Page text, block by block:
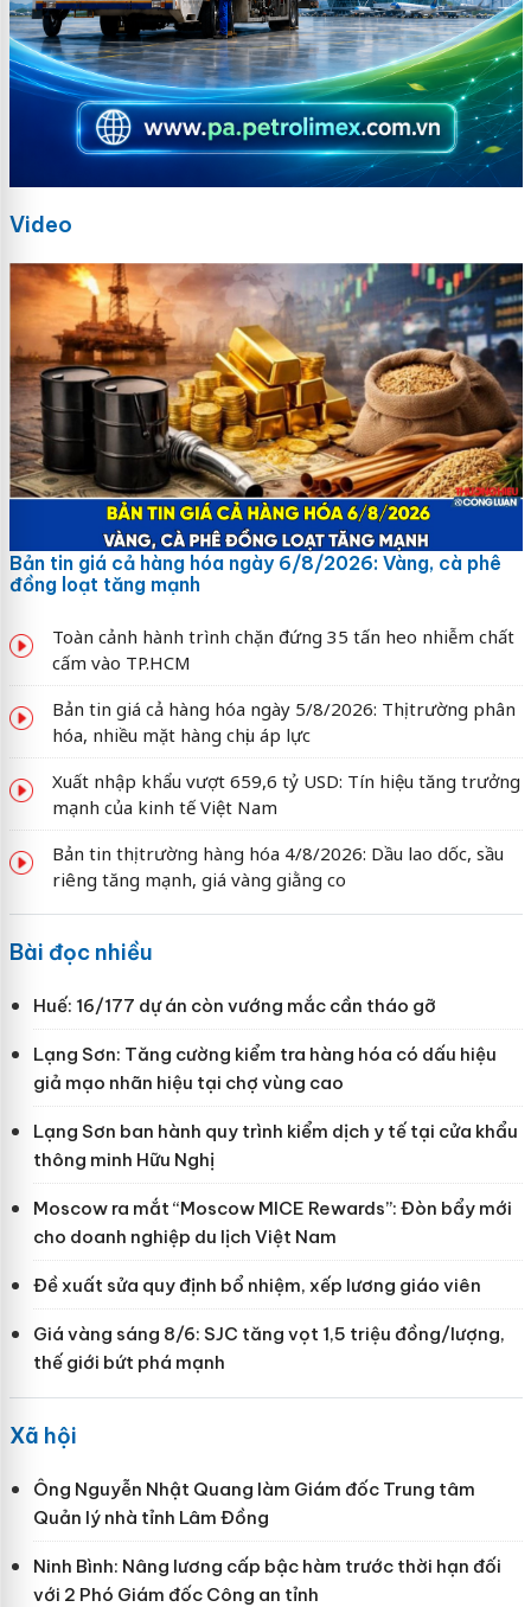
Video
Bản tin giá cả hàng hóa ngày 6/8/2026: Vàng, cà phê
đồng loạt tăng mạnh
Toàn cảnh hành trình chặn đứng 35 tấn heo nhiễm chất
cấm vào TP.HCM
Bản tin giá cả hàng hóa ngày 5/8/2026: Thị trường phân
hóa, nhiều mặt hàng chịu áp lực
Xuất nhập khẩu vượt 659,6 tỷ USD: Tín hiệu tăng trưởng
mạnh của kinh tế Việt Nam
Bản tin thị trường hàng hóa 4/8/2026: Dầu lao dốc, sầu
riêng tăng mạnh, giá vàng giằng co
Bài đọc nhiều
Huế: 16/177 dự án còn vướng mắc cần tháo gỡ
Lạng Sơn: Tăng cường kiểm tra hàng hóa có dấu hiệu
giả mạo nhãn hiệu tại chợ vùng cao
Lạng Sơn ban hành quy trình kiểm dịch y tế tại cửa khẩu
thông minh Hữu Nghị
Moscow ra mắt “Moscow MICE Rewards”: Đòn bẩy mới
cho doanh nghiệp du lịch Việt Nam
Đề xuất sửa quy định bổ nhiệm, xếp lương giáo viên
Giá vàng sáng 8/6: SJC tăng vọt 1,5 triệu đồng/lượng,
thế giới bứt phá mạnh
Xã hội
Ông Nguyễn Nhật Quang làm Giám đốc Trung tâm
Quản lý nhà tỉnh Lâm Đồng
Ninh Bình: Nâng lương cấp bậc hàm trước thời hạn đối
với 2 Phó Giám đốc Công an tỉnh